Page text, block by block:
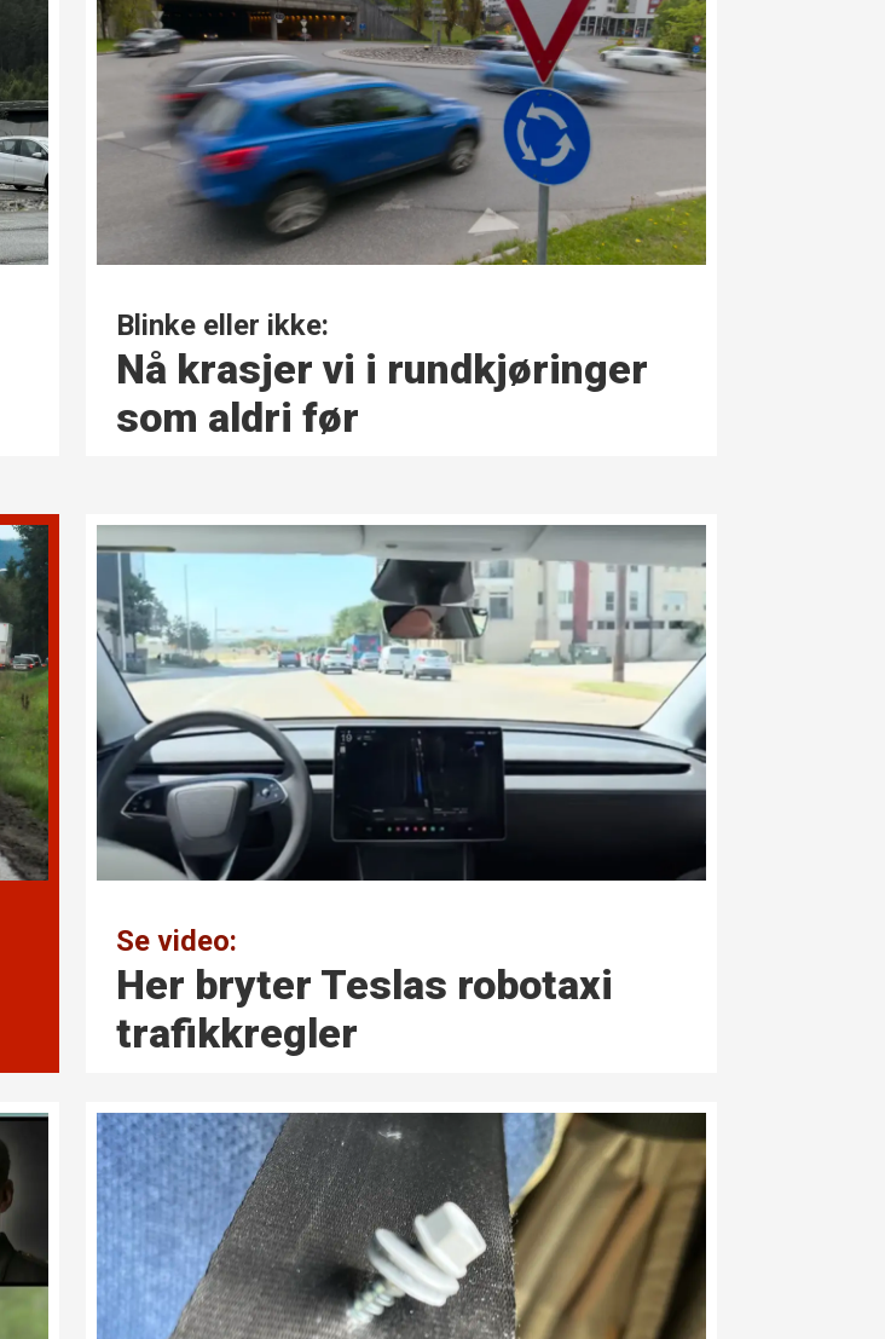
Blinke eller ikke:
Nå krasjer vi i rundkjøringer
som aldri før
Se video:
Her bryter Teslas robotaxi
trafikk­regler